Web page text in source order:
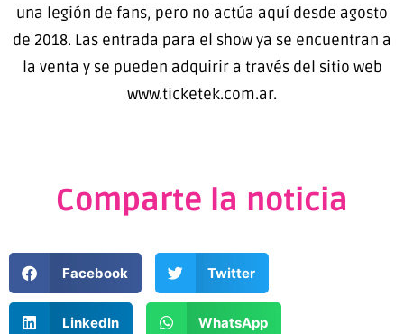
una legión de fans, pero no actúa aquí desde agosto
de 2018. Las entrada para el show ya se encuentran a
la venta y se pueden adquirir a través del sitio web
www.ticketek.com.ar.
Comparte la noticia
Facebook Twitter
LinkedIn WhatsApp